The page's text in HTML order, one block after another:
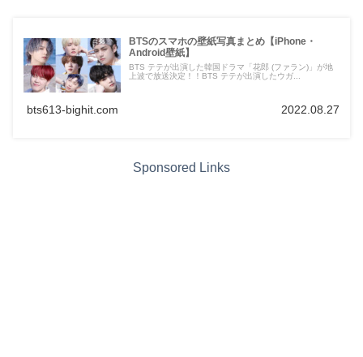
BTSのスマホの壁紙写真まとめ【iPhone・
Android壁紙】
BTS テテが出演した韓国ドラマ「花郎 (ファラン)」が地
上波で放送決定！！BTS テテが出演したウガ...
bts613-bighit.com 2022.08.27
Sponsored Links